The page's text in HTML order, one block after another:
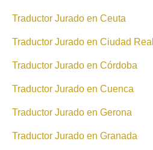
Traductor Jurado en Ceuta
Traductor Jurado en Ciudad Real
Traductor Jurado en Córdoba
Traductor Jurado en Cuenca
Traductor Jurado en Gerona
Traductor Jurado en Granada